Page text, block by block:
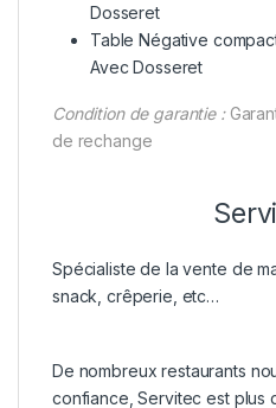
Dosseret
Table Négative
Avec Dosseret
Condition de garantie :
de rechange
Spécialiste de la vente de
snack, crêperie, etc…
De nombreux restaurants
confiance, Servitec est plus